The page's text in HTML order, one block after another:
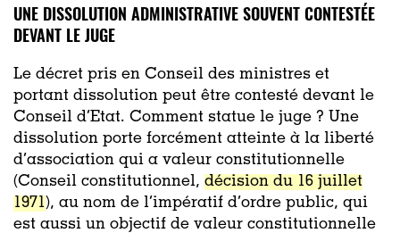
UNE DISSOLUTION ADMINISTRATIVE SOUVENT CONTESTÉE
DEVANT LE JUGE
Le décret pris en Conseil des ministres et
portant dissolution peut être contesté devant le
Conseil d’Etat. Comment statue le juge ? Une
dissolution porte forcément atteinte à la liberté
d’association qui a valeur constitutionnelle
(Conseil constitutionnel, décision du 16 juillet
1971), au nom de l’impératif d’ordre public, qui
est aussi un objectif de valeur constitutionnelle